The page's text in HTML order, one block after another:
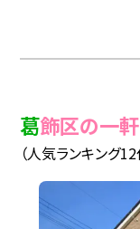
葛飾区の一
（人気ランキング